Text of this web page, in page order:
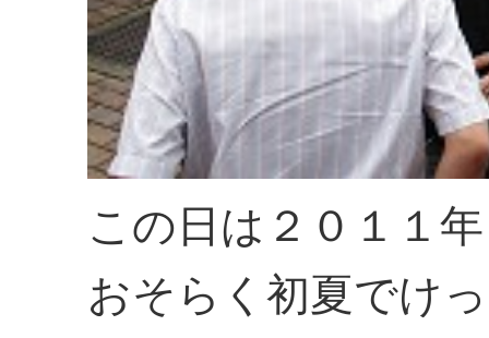
この日は２０１１
おそらく初夏でけ